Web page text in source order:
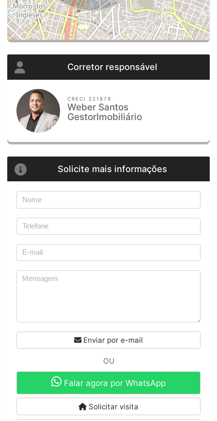
Corretor responsável
CRECI 221879
Weber Santos
GestorImobiliário
Solicite mais informações
Enviar por e-mail
OU
Falar agora por WhatsApp
Solicitar visita